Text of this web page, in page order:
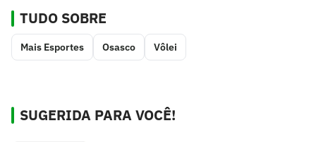
TUDO SOBRE
Mais Esportes Osasco Vôlei
SUGERIDA PARA VOCÊ!